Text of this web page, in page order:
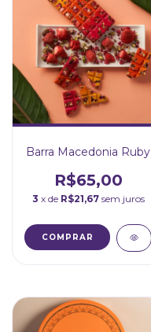
Barra Macedonia Ruby
R$65,00
3 x de R$21,67sem juros